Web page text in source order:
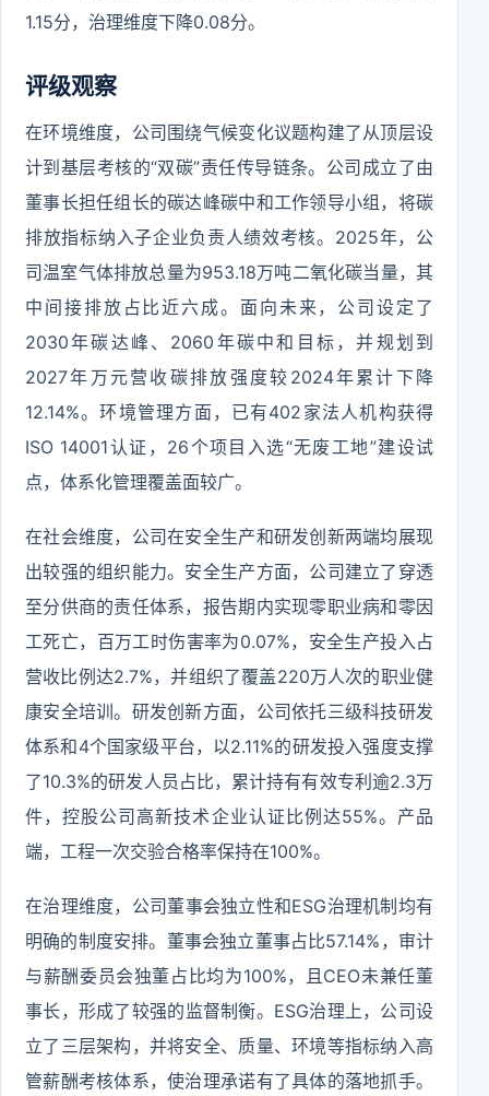
1.15分，治理维度下降0.08分。
评级观察
在环境维度，公司围绕气候变化议题构建了从顶层设
计到基层考核的“双碳”责任传导链条。公司成立了由
董事长担任组长的碳达峰碳中和工作领导小组，将碳
排放指标纳入子企业负责人绩效考核。2025年，公
司温室气体排放总量为953.18万吨二氧化碳当量，其
中间接排放占比近六成。面向未来，公司设定了
2030年碳达峰、2060年碳中和目标，并规划到
2027年万元营收碳排放强度较2024年累计下降
12.14%。环境管理方面，已有402家法人机构获得
ISO 14001认证，26个项目入选“无废工地”建设试
点，体系化管理覆盖面较广。
在社会维度，公司在安全生产和研发创新两端均展现
出较强的组织能力。安全生产方面，公司建立了穿透
至分供商的责任体系，报告期内实现零职业病和零因
工死亡，百万工时伤害率为0.07%，安全生产投入占
营收比例达2.7%，并组织了覆盖220万人次的职业健
康安全培训。研发创新方面，公司依托三级科技研发
体系和4个国家级平台，以2.11%的研发投入强度支撑
了10.3%的研发人员占比，累计持有有效专利逾2.3万
件，控股公司高新技术企业认证比例达55%。产品
端，工程一次交验合格率保持在100%。
在治理维度，公司董事会独立性和ESG治理机制均有
明确的制度安排。董事会独立董事占比57.14%，审计
与薪酬委员会独董占比均为100%，且CEO未兼任董
事长，形成了较强的监督制衡。ESG治理上，公司设
立了三层架构，并将安全、质量、环境等指标纳入高
管薪酬考核体系，使治理承诺有了具体的落地抓手。